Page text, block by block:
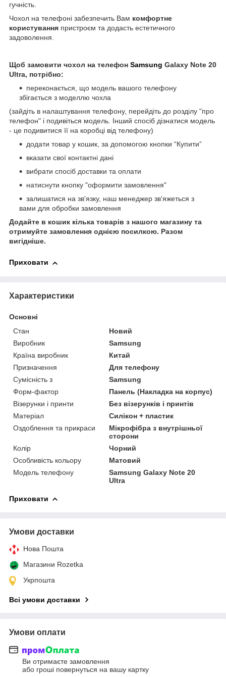
гучність.
Чохол на телефоні забезпечить Вам комфортне
користування пристроєм та додасть естетичного
задоволення.
Щоб замовити чохол на телефон Samsung Galaxy Note 20
Ultra, потрібно:
переконається, що модель вашого телефону
збігається з моделлю чохла
(зайдіть в налаштування телефону, перейдіть до розділу "про
телефон" і подивіться модель. Інший спосіб дізнатися модель
- це подивитися її на коробці від телефону)
додати товар у кошик, за допомогою кнопки “Купити”
вказати свої контактні дані
вибрати спосіб доставки та оплати
натиснути кнопку "оформити замовлення"
залишатися на зв'язку, наш менеджер зв'яжеться з
вами для обробки замовлення
Додайте в кошик кілька товарів з нашого магазину та
отримуйте замовлення однією посилкою. Разом
вигідніше.
Приховати
Характеристики
Основні
Стан
Новий
Виробник
Samsung
Країна виробник
Китай
Призначення
Для телефону
Сумісність з
Samsung
Форм-фактор
Панель (Накладка на корпус)
Візерунки і принти
Без візерунків і принтів
Матеріал
Силікон + пластик
Оздоблення та прикраси
Мікрофібра з внутрішньої
сторони
Колір
Чорний
Особливість кольору
Матовий
Модель телефону
Samsung Galaxy Note 20
Ultra
Приховати
Умови доставки
Нова Пошта
Магазини Rozetka
Укрпошта
Всі умови доставки
Умови оплати
Ви отримаєте замовлення
або гроші повернуться на вашу картку